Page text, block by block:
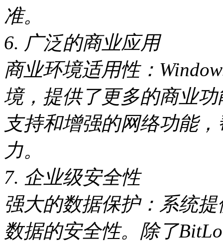
准。
6. 广泛的商业应用
商业环境适用性：
境，提供了更多的商业
支持和增强的网络功能
力。
7. 企业级安全性
强大的数据保护：系统
数据的安全性。除了